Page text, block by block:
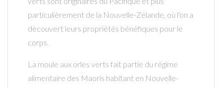
particulièrement de la Nouvelle-Zélande, où l'on a
découvert leurs propriétés bénéfiques pour le
corps.
La moule aux orles verts fait partie du régime
alimentaire des Maoris habitant en Nouvelle-